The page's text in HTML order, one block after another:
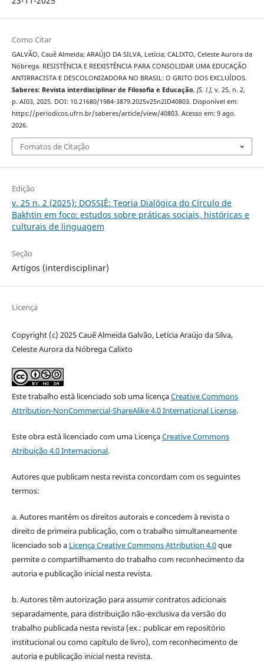
Como Citar
GALVÃO, Cauê Almeida; ARAÚJO DA SILVA, Letícia; CALIXTO, Celeste Aurora da
Nóbrega. RESISTÊNCIA E REEXISTÊNCIA PARA CONSOLIDAR UMA EDUCAÇÃO
ANTIRRACISTA E DESCOLONIZADORA NO BRASIL: O GRITO DOS EXCLUÍDOS.
Saberes: Revista interdisciplinar de Filosofia e Educação, [S. l.], v. 25, n. 2,
p. AI03, 2025. DOI: 10.21680/1984-3879.2025v25n2ID40803. Disponível em:
https://periodicos.ufrn.br/saberes/article/view/40803. Acesso em: 9 ago.
2026.
Fomatos de Citação
Edição
v. 25 n. 2 (2025): DOSSIÊ: Teoria Dialógica do Círculo de
Bakhtin em foco: estudos sobre práticas sociais, históricas e
culturais de linguagem
Seção
Artigos (interdisciplinar)
Licença
Copyright (c) 2025 Cauê Almeida Galvão, Letícia Araújo da Silva,
Celeste Aurora da Nóbrega Calixto
Este trabalho está licenciado sob uma licençaCreative Commons
Attribution-NonCommercial-ShareAlike 4.0 International License.
Este obra está licenciado com uma LicençaCreative Commons
Atribuição 4.0 Internacional.
Autores que publicam nesta revista concordam com os seguintes
termos:
a. Autores mantém os direitos autorais e concedem à revista o
direito de primeira publicação, com o trabalho simultaneamente
licenciado sob a Licença Creative Commons Attribution 4.0que
permite o compartilhamento do trabalho com reconhecimento da
autoria e publicação inicial nesta revista.
b. Autores têm autorização para assumir contratos adicionais
separadamente, para distribuição não-exclusiva da versão do
trabalho publicada nesta revista (ex.: publicar em repositório
institucional ou como capítulo de livro), com reconhecimento de
autoria e publicação inicial nesta revista.